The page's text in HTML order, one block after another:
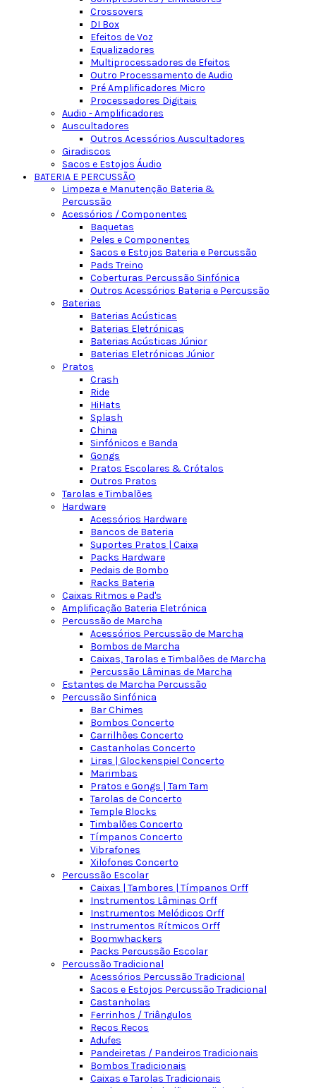
Crossovers
DI Box
Efeitos de Voz
Equalizadores
Multiprocessadores de Efeitos
Outro Processamento de Audio
Pré Amplificadores Micro
Processadores Digitais
Audio - Amplificadores
Auscultadores
Outros Acessórios Auscultadores
Giradiscos
Sacos e Estojos Áudio
BATERIA E PERCUSSÃO
Limpeza e Manutenção Bateria &
Percussão
Acessórios / Componentes
Baquetas
Peles e Componentes
Sacos e Estojos Bateria e Percussão
Pads Treino
Coberturas Percussão Sinfónica
Outros Acessórios Bateria e Percussão
Baterias
Baterias Acústicas
Baterias Eletrónicas
Baterias Acústicas Júnior
Baterias Eletrónicas Júnior
Pratos
Crash
Ride
HiHats
Splash
China
Sinfónicos e Banda
Gongs
Pratos Escolares & Crótalos
Outros Pratos
Tarolas e Timbalões
Hardware
Acessórios Hardware
Bancos de Bateria
Suportes Pratos | Caixa
Packs Hardware
Pedais de Bombo
Racks Bateria
Caixas Ritmos e Pad's
Amplificação Bateria Eletrónica
Percussão de Marcha
Acessórios Percussão de Marcha
Bombos de Marcha
Caixas, Tarolas e Timbalões de Marcha
Percussão Lâminas de Marcha
Estantes de Marcha Percussão
Percussão Sinfónica
Bar Chimes
Bombos Concerto
Carrilhões Concerto
Castanholas Concerto
Liras | Glockenspiel Concerto
Marimbas
Pratos e Gongs | Tam Tam
Tarolas de Concerto
Temple Blocks
Timbalões Concerto
Tímpanos Concerto
Vibrafones
Xilofones Concerto
Percussão Escolar
Caixas | Tambores | Tímpanos Orff
Instrumentos Lâminas Orff
Instrumentos Melódicos Orff
Instrumentos Rítmicos Orff
Boomwhackers
Packs Percussão Escolar
Percussão Tradicional
Acessórios Percussão Tradicional
Sacos e Estojos Percussão Tradicional
Castanholas
Ferrinhos / Triângulos
Recos Recos
Adufes
Pandeiretas / Pandeiros Tradicionais
Bombos Tradicionais
Caixas e Tarolas Tradicionais